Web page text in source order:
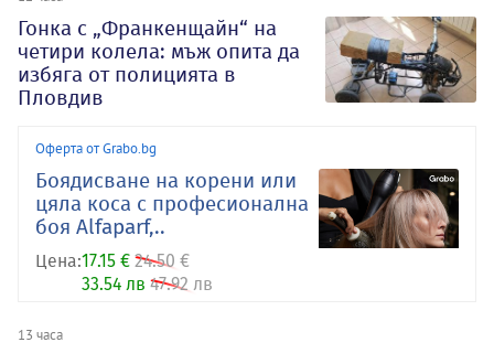
Гонка с „Франкенщайн“ на
четири колела: мъж опита да
избяга от полицията в
Пловдив
Оферта от Grabo.bg
Боядисване на корени или
цяла коса с професионална
боя Alfaparf,..
Цена:17.15 € 24.50 €
33.54 лв 47.92 лв
13 часа